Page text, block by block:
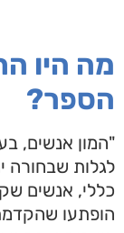
מה היו
הספר?
"המון אנשים,
לגלות שבחורה
כללי, אנשים
הופתעו